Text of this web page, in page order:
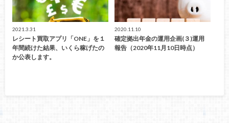
2021.3.31
レシート買取アプリ「ONE」を１
年間続けた結果、いくら稼げたの
か公表します。
2020.11.10
確定拠出年金の運用企画(３)運用
報告（2020年11月10日時点）